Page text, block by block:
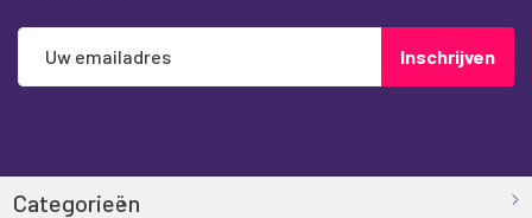
Abonneer
op
Inschrijven
Categorieën